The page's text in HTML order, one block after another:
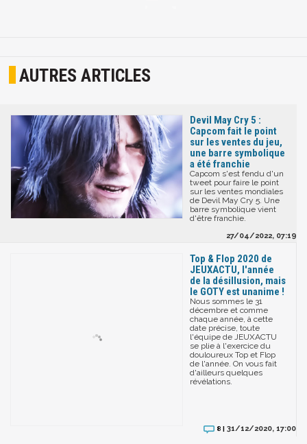
AUTRES ARTICLES
Devil May Cry 5 :
Capcom fait le point
sur les ventes du jeu,
une barre symbolique
a été franchie
Capcom s'est fendu d'un
tweet pour faire le point
sur les ventes mondiales
de Devil May Cry 5. Une
barre symbolique vient
d'être franchie.
27/04/2022, 07:19
Top & Flop 2020 de
JEUXACTU, l'année
de la désillusion, mais
le GOTY est unanime !
Nous sommes le 31
décembre et comme
chaque année, à cette
date précise, toute
l'équipe de JEUXACTU
se plie à l'exercice du
douloureux Top et Flop
de l'année. On vous fait
d'ailleurs quelques
révélations.
8 | 31/12/2020, 17:00